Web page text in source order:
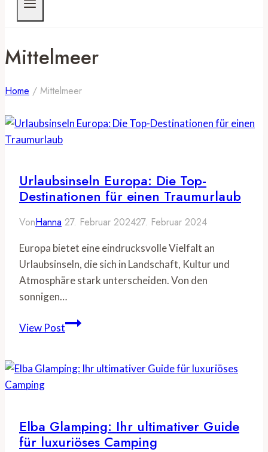
Mittelmeer
Home / Mittelmeer
Urlaubsinseln Europa: Die Top-
Destinationen für einen Traumurlaub
VonHanna 27. Februar 202427. Februar 2024
Europa bietet eine eindrucksvolle Vielfalt an
Urlaubsinseln, die sich in Landschaft, Kultur und
Atmosphäre stark unterscheiden. Von den
sonnigen…
View PostUrlaubsinseln
Top-
Traumurlaub
Elba Glamping: Ihr ultimativer Guide
für luxuriöses Camping